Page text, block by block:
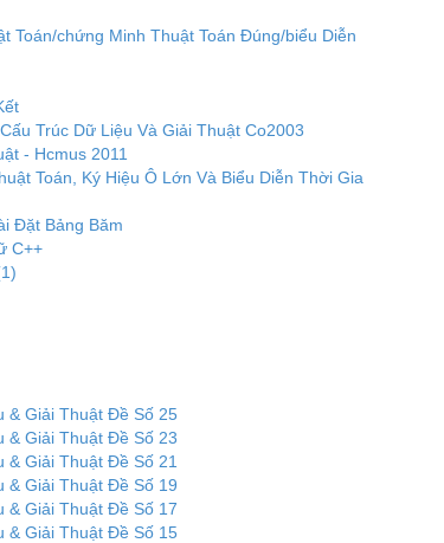
Toán/chứng Minh Thuật Toán Đúng/biểu Diễn
Trúc Dữ Liệu Và Giải Thuật Co2003
- Hcmus 2011
Toán, Ký Hiệu Ô Lớn Và Biểu Diễn Thời Gia
Đặt Bảng Băm
C++
& Giải Thuật Đề Số 25
& Giải Thuật Đề Số 23
& Giải Thuật Đề Số 21
& Giải Thuật Đề Số 19
& Giải Thuật Đề Số 17
& Giải Thuật Đề Số 15